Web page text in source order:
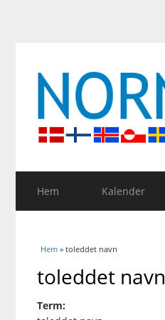
Hem Kalender
Du är här
Hem » toleddet navn
toleddet navn
Term: